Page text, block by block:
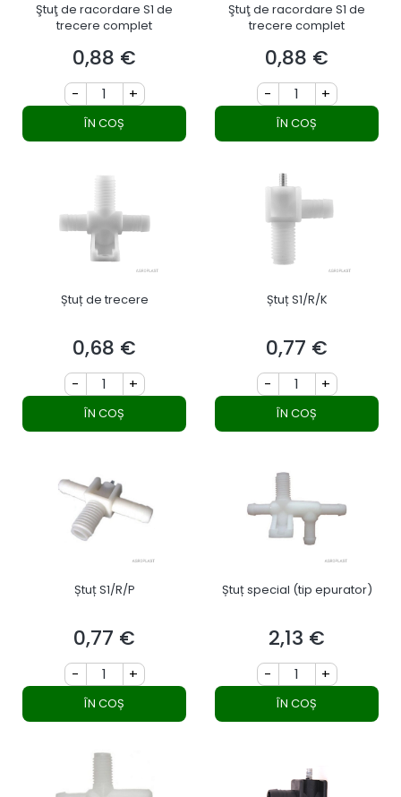
Ştuţ de racordare S1 de
trecere complet
Preț
0,88 €
- +
ÎN COȘ
Ştuţ de racordare S1 de
trecere complet
Preț
0,88 €
- +
ÎN COȘ
Ștuț de trecere
Preț
0,68 €
- +
ÎN COȘ
Ștuț S1/R/K
Preț
0,77 €
- +
ÎN COȘ
Ștuț S1/R/P
Preț
0,77 €
- +
ÎN COȘ
Ștuț special (tip epurator)
Preț
2,13 €
- +
ÎN COȘ